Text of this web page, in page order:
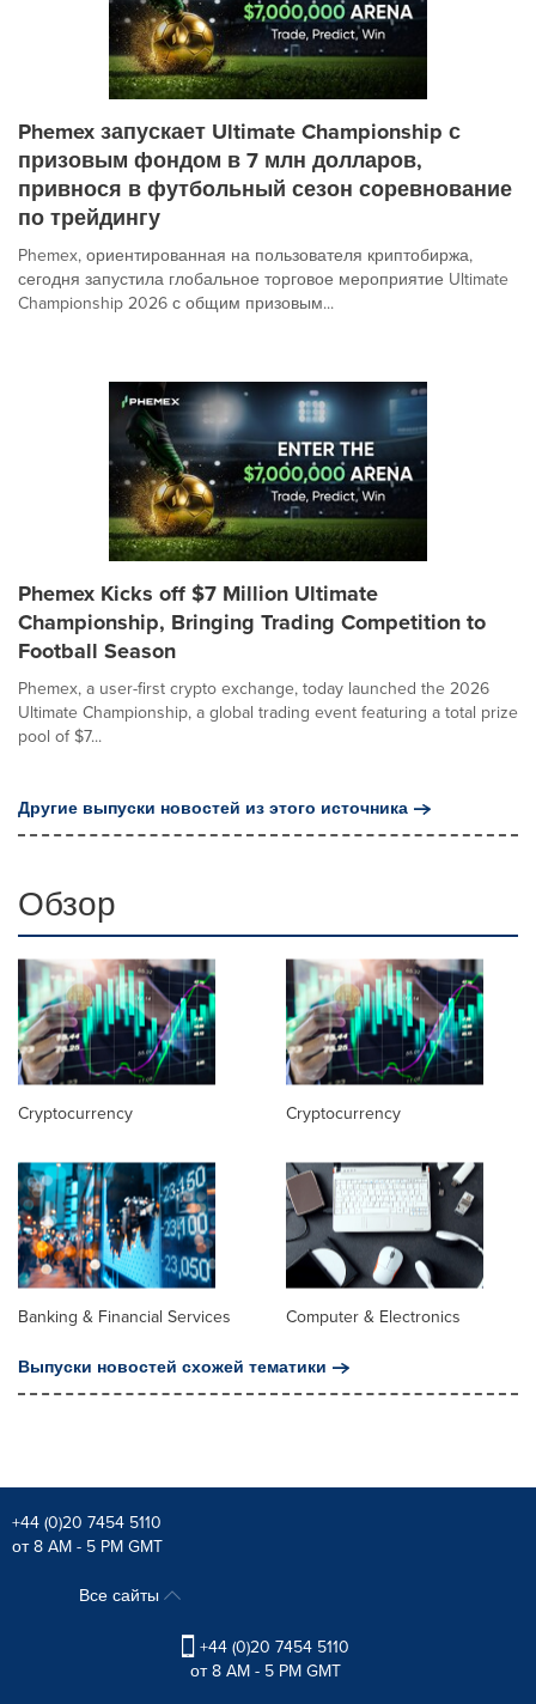
Phemex запускает Ultimate Championship с
призовым фондом в 7 млн долларов,
привнося в футбольный сезон соревнование
по трейдингу
Phemex, ориентированная на пользователя криптобиржа,
сегодня запустила глобальное торговое мероприятие Ultimate
Championship 2026 с общим призовым...
Phemex Kicks off $7 Million Ultimate
Championship, Bringing Trading Competition to
Football Season
Phemex, a user-first crypto exchange, today launched the 2026
Ultimate Championship, a global trading event featuring a total prize
pool of $7...
Другие выпуски новостей из этого источника
Обзор
Cryptocurrency Cryptocurrency
Banking & Financial Services
Computer & Electronics
Выпуски новостей схожей тематики
+44 (0)20 7454 5110
от 8 AM - 5 PM GMT
Все сайты
+44 (0)20 7454 5110
от 8 AM - 5 PM GMT